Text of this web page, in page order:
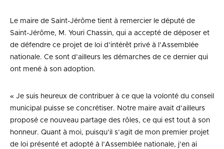
Le maire de Saint-Jérôme tient à remercier le député de
Saint-Jérôme, M. Youri Chassin, qui a accepté de déposer et
de défendre ce projet de loi d’intérêt privé à l’Assemblée
nationale. Ce sont d’ailleurs les démarches de ce dernier qui
ont mené à son adoption.
« Je suis heureux de contribuer à ce que la volonté du conseil
municipal puisse se concrétiser. Notre maire avait d’ailleurs
proposé ce nouveau partage des rôles, ce qui est tout à son
honneur. Quant à moi, puisqu’il s’agit de mon premier projet
de loi présenté et adopté à l’Assemblée nationale, j’en ai